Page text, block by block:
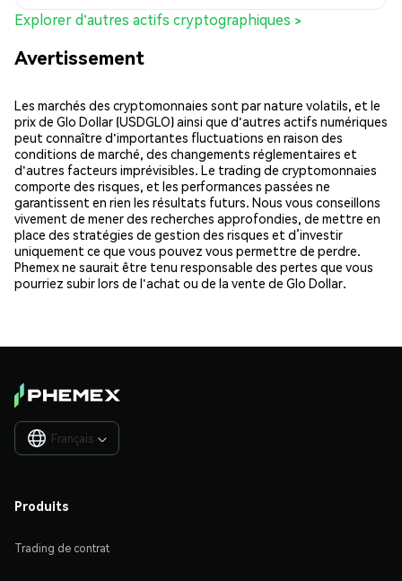
Explorer d'autres actifs cryptographiques >
Avertissement
Les marchés des cryptomonnaies sont par nature volatils, et le
prix de Glo Dollar (USDGLO) ainsi que d'autres actifs numériques
peut connaître d'importantes fluctuations en raison des
conditions de marché, des changements réglementaires et
d'autres facteurs imprévisibles. Le trading de cryptomonnaies
comporte des risques, et les performances passées ne
garantissent en rien les résultats futurs. Nous vous conseillons
vivement de mener des recherches approfondies, de mettre en
place des stratégies de gestion des risques et d’investir
uniquement ce que vous pouvez vous permettre de perdre.
Phemex ne saurait être tenu responsable des pertes que vous
pourriez subir lors de l'achat ou de la vente de Glo Dollar.
Français 
Produits
Trading de contrat